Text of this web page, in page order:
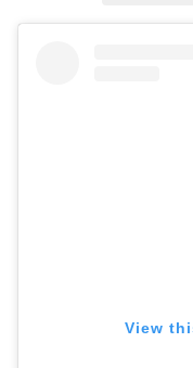
とってもアイ
持つだけでル
View